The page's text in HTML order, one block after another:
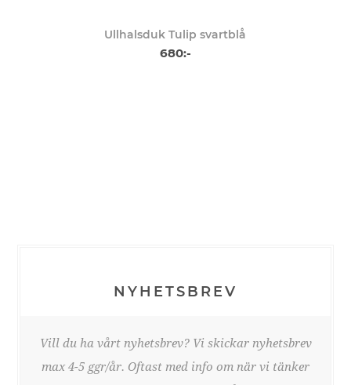
Ullhalsduk Tulip svartblå
680:-
NYHETSBREV
Vill du ha vårt nyhetsbrev? Vi skickar nyhetsbrev
max 4-5 ggr/år. Oftast med info om när vi tänker